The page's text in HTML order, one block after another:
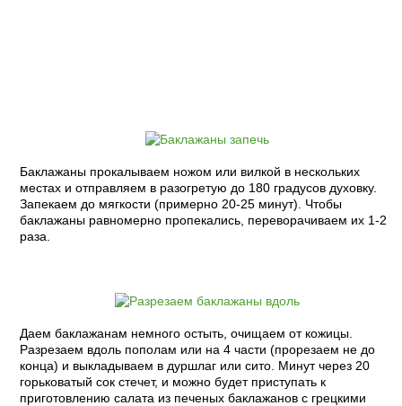
Баклажаны прокалываем ножом или вилкой в нескольких
местах и отправляем в разогретую до 180 градусов духовку.
Запекаем до мягкости (примерно 20-25 минут). Чтобы
баклажаны равномерно пропекались, переворачиваем их 1-2
раза.
Даем баклажанам немного остыть, очищаем от кожицы.
Разрезаем вдоль пополам или на 4 части (прорезаем не до
конца) и выкладываем в дуршлаг или сито. Минут через 20
горьковатый сок стечет, и можно будет приступать к
приготовлению салата из печеных баклажанов с грецкими